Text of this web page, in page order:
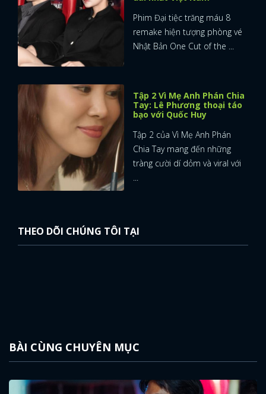
Phim Đại tiệc trăng máu 8
remake hiện tượng phòng vé
Nhật Bản One Cut of the ...
Tập 2 Vì Mẹ Anh Phán Chia
Tay: Lê Phương thoại táo
bạo với Quốc Huy
Tập 2 của Vì Mẹ Anh Phán
Chia Tay mang đến những
tràng cười dí dỏm và viral với
THEO DÕI CHÚNG TÔI TẠI
BÀI CÙNG CHUYÊN MỤC